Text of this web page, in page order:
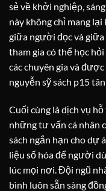
sẻ về khởi nghiệp,
này không chỉ mang
giữa người đọc và
tham gia có thể học
các chuyên gia và
nguyễn sỹ sách p15
Cuối cùng là dịch vụ
những tư vấn cá nhân
sách ngắn hạn cho dự
liệu số hóa để người
lúc mọi nơi. Đội ngũ
bình luôn sẵn sàng